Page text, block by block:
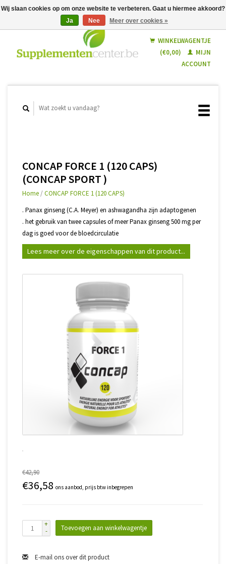
Nederlands
WINKELWAGENTJE
(€0,00)
MIJN
ACCOUNT
CONCAP FORCE 1 (120 CAPS)
(CONCAP SPORT )
Home /CONCAP FORCE 1 (120 CAPS)
. Panax ginseng (C.A. Meyer) en ashwagandha zijn adaptogenen
. het gebruik van twee capsules of meer Panax ginseng 500 mg per
dag is goed voor de bloedcirculatie
Lees meer over de eigenschappen van dit product...
€42,90
€36,58 ons aanbod, prijs btw inbegrepen
+
-
Toevoegen aan winkelwagentje
E-mail ons over dit product
Wij slaan cookies op om onze website te verbeteren. Gaat u hiermee akkoord?
Ja
Nee Meer over cookies »